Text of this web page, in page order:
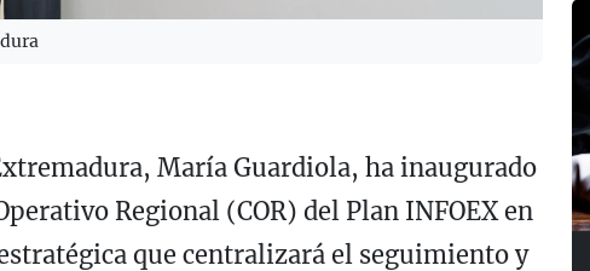
María Guardiola, ha inaugurado
Regional (COR) del Plan INFOEX en
que centralizará el seguimiento y